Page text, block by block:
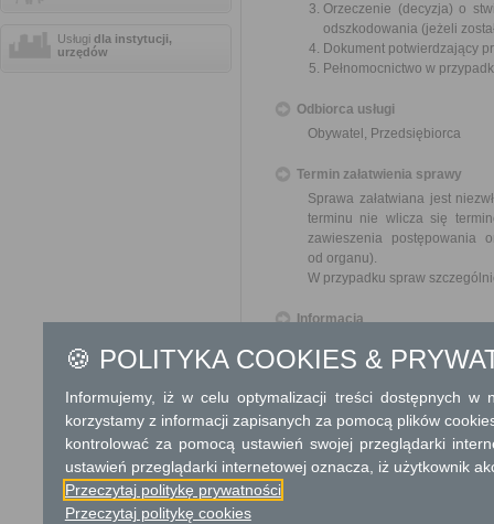
Usługi dla instytucji,
urzędów
Orzeczenie (decyzja) o
odszkodowania (jeżeli
Dokument potwierdzający
Pełnomocnictwo w
Odbiorca usługi
Obywatel, Przedsiębiorca
Termin załatwienia sprawy
Sprawa załatwiana jest
terminu nie wlicza się
zawieszenia postępowania
od organu).
W przypadku spraw
Informacja
Dodatkowe
Opłata
Wniosek o odszkodowanie
17 zł opłata skarbowa za
🍪 POLITYKA COOKIES &
Informujemy, iż w celu optymalizacji treści dostępnych w
korzystamy z informacji zapisanych za pomocą plików
kontrolować za pomocą ustawień swojej przeglądarki
ustawień przeglądarki internetowej oznacza, iż użytkownik
Przeczytaj politykę prywatności
Przeczytaj politykę cookies